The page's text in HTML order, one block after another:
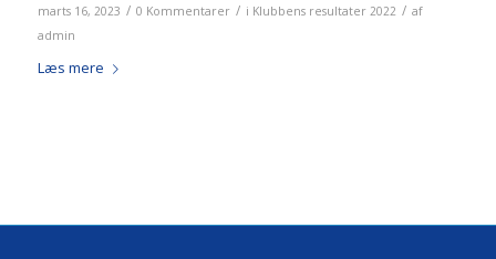
marts 16, 2023 / 0 Kommentarer / i Klubbens resultater 2022 / af
admin
Læs mere